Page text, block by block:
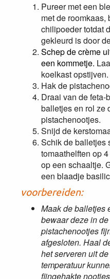
Pureer met een
met de
chilipoeder totdat
gekleurd is door
Schep de crème
een kommetje.
koelkast opstijven.
Hak de
Draai van de
balletjes en rol ze
pistachenootjes.
Snijd de
Schik de balletjes
tomaathelften op
op een schaaltje.
een blaadje
voorbereiden:
Maak de balletjes
bewaar deze in
pistachenootjes
afgesloten. Haal
het serveren uit
temperatuur
fijngehakte